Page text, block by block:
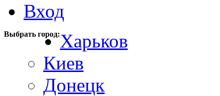
Вход
Выбрать город:Харьков
Киев
Донецк